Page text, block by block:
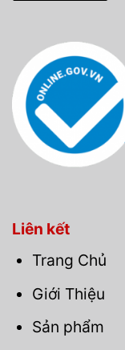
Liên kết
Trang Chủ
Giới Thiệu
Sản phẩm